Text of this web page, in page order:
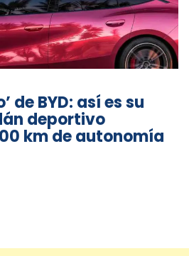
de BYD: así es su
deportivo
km de autonomía